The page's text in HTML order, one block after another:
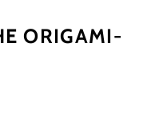
ORIGAMI-